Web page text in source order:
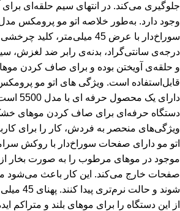
جلوگیری می‌کند. در انتهای سیم حلقه‌ای برای
درجه‌ی سانتی‌گراد، بدنه‌ی رابر ضد لغزش،
و حلقه‌ی آویختن بوده و برای صاف کردن
دارای
دستگاه حرفه‌ای برای صاف کردن موهای
ویژگی‌های منحصر به فردش، کار را برای
اتو مو دارای صفحات سوراخ‌دار با روکش
موجود در موهای مرطوب را به صورت بخار
صفحات خارج می‌کند. این کار باعث می‌شود
شوند و
از این دستگاه را برای موهای بلند و متراکم